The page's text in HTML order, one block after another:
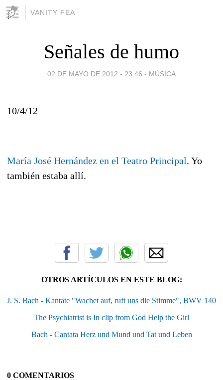
VANITY FEA
Señales de humo
02 DE MAYO DE 2012 - 23:46 - MÚSICA
10/4/12
María José Hernández en el Teatro Principal. Yo
también estaba allí.
OTROS ARTÍCULOS EN ESTE BLOG:
J. S. Bach - Kantate "Wachet auf, ruft uns die Stimme", BWV 140
The Psychiatrist is In clip from God Help the Girl
Bach - Cantata Herz und Mund und Tat und Leben
0 COMENTARIOS